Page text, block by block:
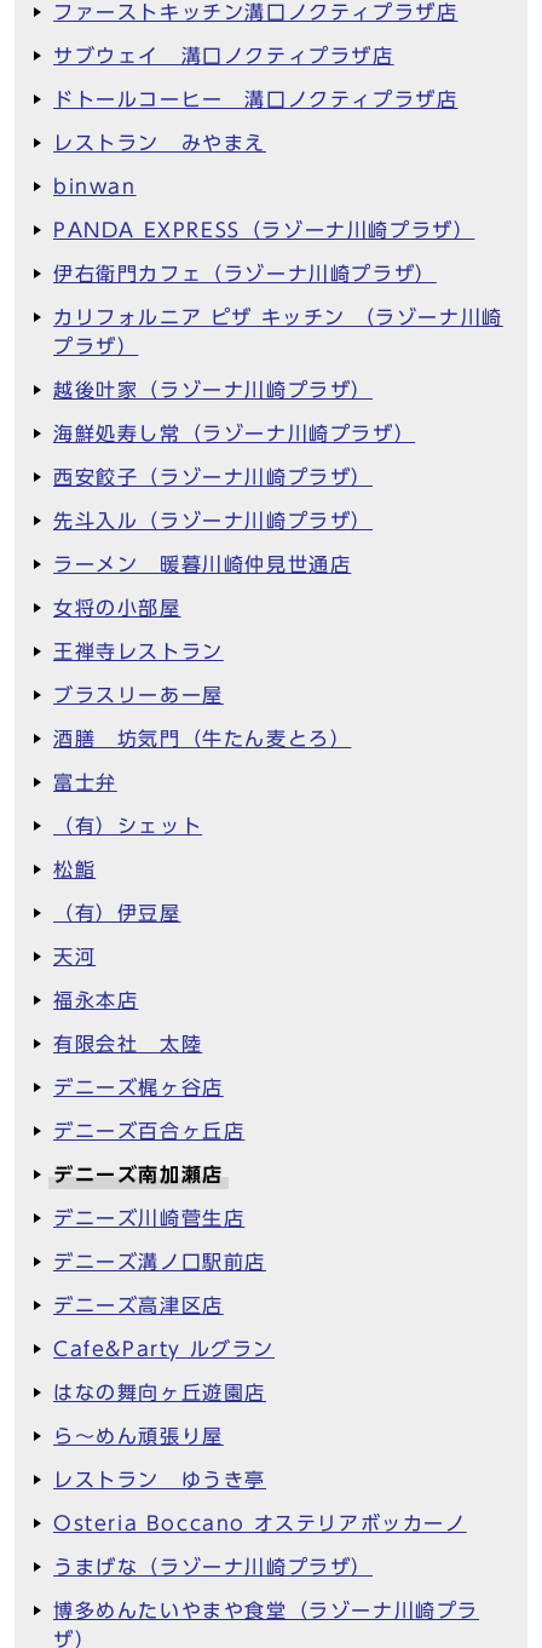
ファーストキッチン溝口ノクティプラザ店
サブウェイ 溝口ノクティプラザ店
ドトールコーヒー 溝口ノクティプラザ店
レストラン みやまえ
binwan
PANDA EXPRESS（ラゾーナ川崎プラザ）
伊右衛門カフェ（ラゾーナ川崎プラザ）
カリフォルニア ピザ キッチン （ラゾーナ川崎
プラザ）
越後叶家（ラゾーナ川崎プラザ）
海鮮処寿し常（ラゾーナ川崎プラザ）
西安餃子（ラゾーナ川崎プラザ）
先斗入ル（ラゾーナ川崎プラザ）
ラーメン 暖暮川崎仲見世通店
女将の小部屋
王禅寺レストラン
ブラスリーあー屋
酒膳 坊気門（牛たん麦とろ）
富士弁
（有）シェット
松鮨
（有）伊豆屋
天河
福永本店
有限会社 太陸
デニーズ梶ヶ谷店
デニーズ百合ヶ丘店
デニーズ南加瀬店
デニーズ川崎菅生店
デニーズ溝ノ口駅前店
デニーズ高津区店
Cafe&Party ルグラン
はなの舞向ヶ丘遊園店
ら～めん頑張り屋
レストラン ゆうき亭
Osteria Boccano オステリアボッカーノ
うまげな（ラゾーナ川崎プラザ）
博多めんたいやまや食堂（ラゾーナ川崎プラ
ザ）